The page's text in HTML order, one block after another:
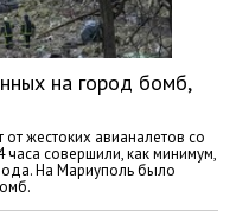
на город бомб,
жестоких авианалетов со
часа совершили, как минимум,
На Мариуполь было